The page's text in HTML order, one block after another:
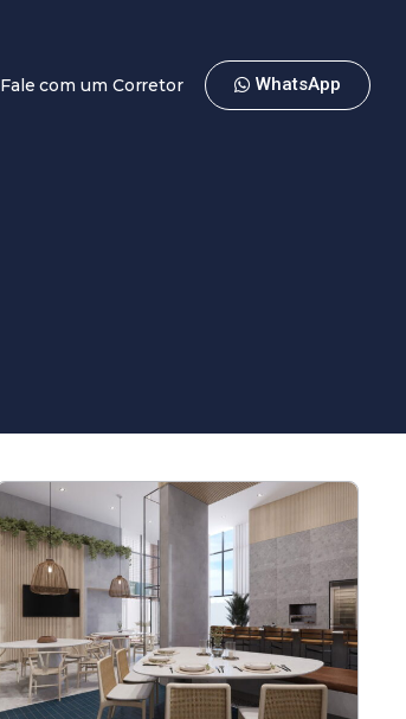
Fale com um Corretor WhatsApp